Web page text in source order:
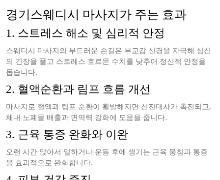
경기스웨디시 마사지가 주는 효과
1. 스트레스 해소 및 심리적 안정
스웨디시 마사지의 부드러운 손길은 부교감 신경을 자극해 심신
의 긴장을 풀고 스트레스 호르몬 수치를 낮추어 정신적 안정을
돕습니다.
2. 혈액순환과 림프 흐름 개선
마사지로 혈액과 림프 순환이 활발해지면 신진대사가 촉진되고,
체내 노폐물 배출과 면역력 강화에 도움을 줍니다.
3. 근육 통증 완화와 이완
오랜 시간 앉아서 일하거나 운동 후에 생기는 근육 뭉침과 통증
을 효과적으로 완화합니다.